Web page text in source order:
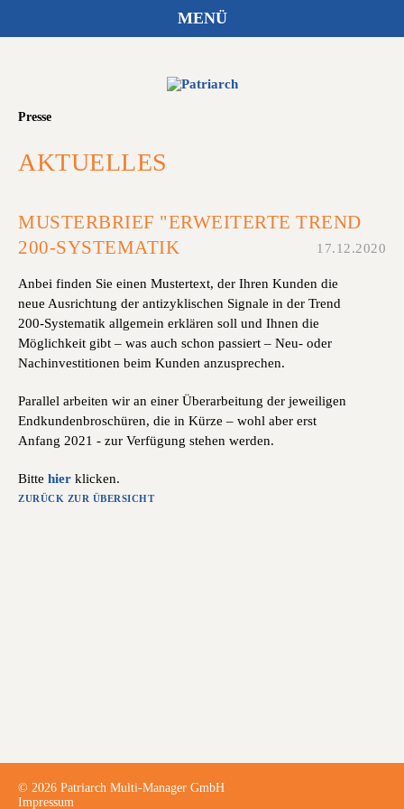
MENÜ
Presse
AKTUELLES
MUSTERBRIEF "ERWEITERTE TREND
200-SYSTEMATIK
17.12.2020
Anbei finden Sie einen Mustertext, der Ihren Kunden die
neue Ausrichtung der antizyklischen Signale in der Trend
200-Systematik allgemein erklären soll und Ihnen die
Möglichkeit gibt – was auch schon passiert – Neu- oder
Nachinvestitionen beim Kunden anzusprechen.
Parallel arbeiten wir an einer Überarbeitung der jeweiligen
Endkundenbroschüren, die in Kürze – wohl aber erst
Anfang 2021 - zur Verfügung stehen werden.
Bitte hier klicken.
ZURÜCK ZUR ÜBERSICHT
© 2026 Patriarch Multi-Manager GmbH
Impressum